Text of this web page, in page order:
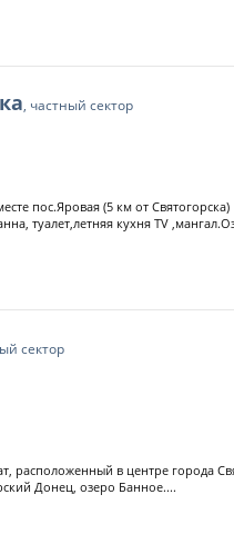
, частный сектор
пос.Яровая (5 км от Святогорска)
туалет,летняя кухня TV
сектор
расположенный в центре города
Донец, озеро Банное....